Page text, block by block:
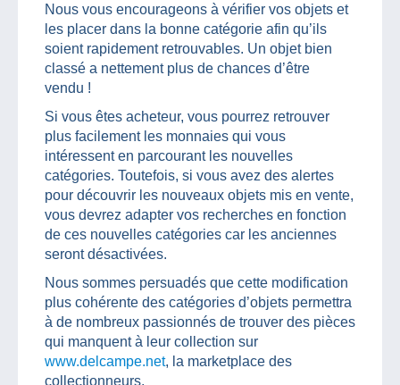
Nous vous encourageons à vérifier vos objets et
les placer dans la bonne catégorie afin qu’ils
soient rapidement retrouvables. Un objet bien
classé a nettement plus de chances d’être
vendu !
Si vous êtes acheteur, vous pourrez retrouver
plus facilement les monnaies qui vous
intéressent en parcourant les nouvelles
catégories. Toutefois, si vous avez des alertes
pour découvrir les nouveaux objets mis en vente,
vous devrez adapter vos recherches en fonction
de ces nouvelles catégories car les anciennes
seront désactivées.
Nous sommes persuadés que cette modification
plus cohérente des catégories d’objets permettra
à de nombreux passionnés de trouver des pièces
qui manquent à leur collection sur
www.delcampe.net, la marketplace des
collectionneurs.